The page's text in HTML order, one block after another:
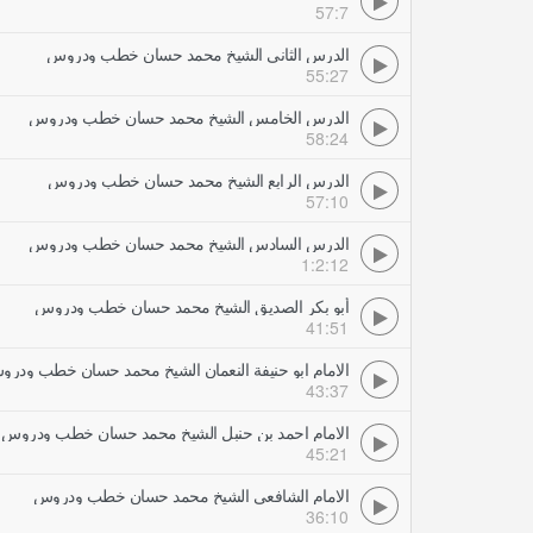
57:7
الدرس الثانى الشيخ محمد حسان خطب ودروس
55:27
الدرس الخامس الشيخ محمد حسان خطب ودروس
58:24
الدرس الرابع الشيخ محمد حسان خطب ودروس
57:10
الدرس السادس الشيخ محمد حسان خطب ودروس
1:2:12
أبو بكر الصديق الشيخ محمد حسان خطب ودروس
41:51
الامام ابو حنيفة النعمان الشيخ محمد حسان خطب
43:37
الامام احمد بن حنبل الشيخ محمد حسان خطب ودروس
45:21
الامام الشافعى الشيخ محمد حسان خطب ودروس
36:10